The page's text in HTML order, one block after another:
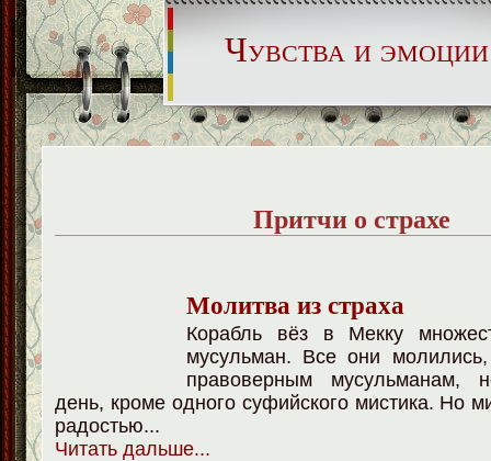
Чувства и эмоции
Притчи о страхе
Молитва из страха
Корабль вёз в Мекку
мусульман. Все они
правоверным мусульманам,
день, кроме одного суфийского мистика. Но
радостью...
Читать дальше...